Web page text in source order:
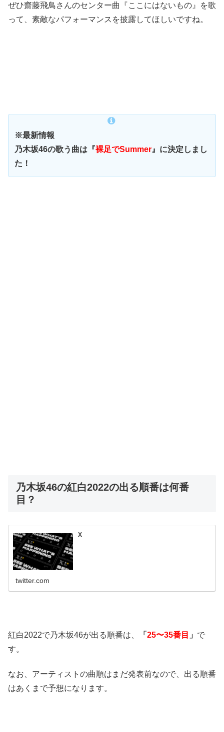
ぜひ齋藤飛鳥さんのセンター曲『ここにはないもの』を歌
って、素敵なパフォーマンスを披露してほしいですね。
※最新情報
乃木坂46の歌う曲は『裸足でSummer 』に決定しまし
た！
乃木坂46の紅白2022の出る順番は何番
目？
X
twitter.com
紅白2022で乃木坂46が出る順番は、 「 25〜35番目 」 で
す。
なお、アーティストの曲順はまだ発表前なので、出る順番
はあくまで予想になります。